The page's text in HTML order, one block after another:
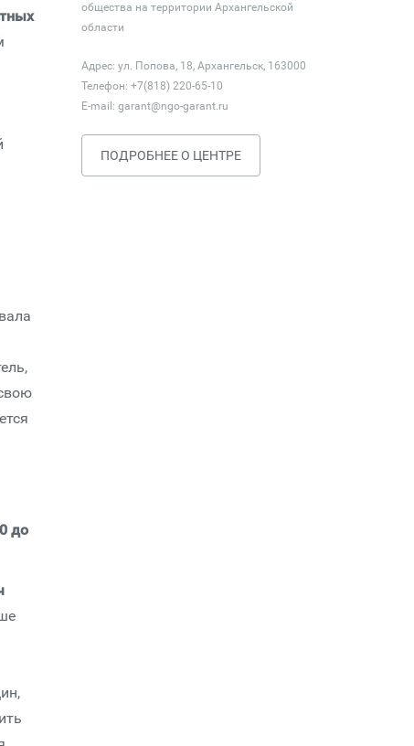
до
общества на территории Архангельской
области
Адрес: ул. Попова, 18, Архангельск, 163000
Телефон: +7(818) 220-65-10
E-mail: garant@ngo-garant.ru
ПОДРОБНЕЕ О ЦЕНТРЕ